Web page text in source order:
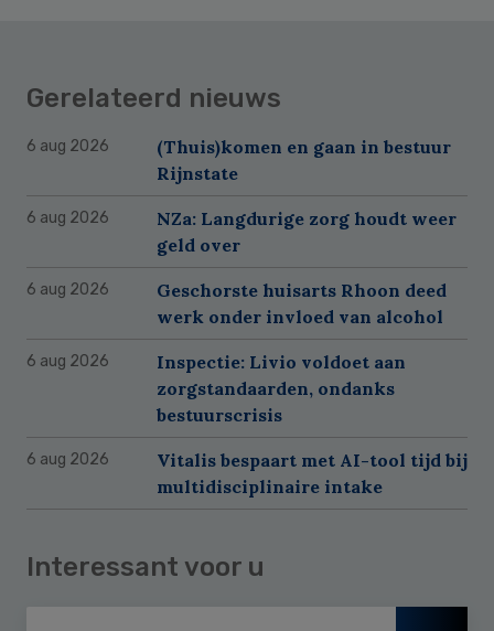
Gerelateerd nieuws
6 aug 2026
(Thuis)komen en gaan in bestuur
Rijnstate
6 aug 2026
NZa: Langdurige zorg houdt weer
geld over
6 aug 2026
Geschorste huisarts Rhoon deed
werk onder invloed van alcohol
6 aug 2026
Inspectie: Livio voldoet aan
zorgstandaarden, ondanks
bestuurscrisis
6 aug 2026
Vitalis bespaart met AI-tool tijd bij
multidisciplinaire intake
Interessant voor u